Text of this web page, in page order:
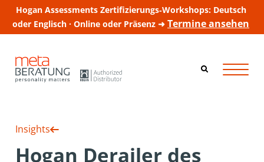
Hogan Assessments Zertifizierungs‑Workshops: Deutsch
oder Englisch · Online oder Präsenz ➜ Termine ansehen
Insights
Hogan Derailer des